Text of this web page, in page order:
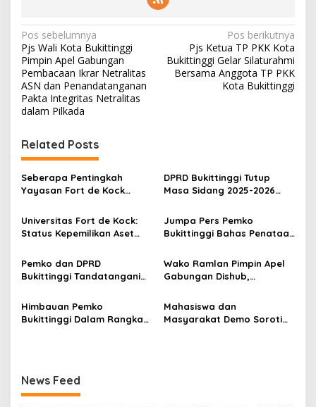
N
a
v
i
g
a
s
i
p
o
s
Pos sebelumnya
Pjs Wali Kota Bukittinggi
Pimpin Apel Gabungan
Pembacaan Ikrar Netralitas
ASN dan Penandatanganan
Pakta Integritas Netralitas
dalam Pilkada
Pos berikutnya
Pjs Ketua TP PKK Kota
Bukittinggi Gelar Silaturahmi
Bersama Anggota TP PKK
Kota Bukittinggi
Related Posts
Seberapa Pentingkah
Yayasan Fort de Kock
Perekonomian Masyarakat
Jam Gadang?
DPRD Bukittinggi Tutup
Masa Sidang 2025-2026
2026-2027, Wako Ramlan
Beri Apresiasi
Universitas Fort de Kock:
Status Kepemilikan Aset
Milik Yayasan Berdasarkan
Putusan Mahkamah Agung
Nomor 2108/K/Pdt/2022
Jumpa Pers Pemko
Bukittinggi Bahas Penataan
Kampus UFDK
Pemko dan DPRD
Bukittinggi Tandatangani
Perubahan KUA-PPAS APBD
2026
Wako Ramlan Pimpin Apel
Gabungan Dishub,
Persiapan Angkutan Gratis
Pelajar
Himbauan Pemko
Bukittinggi Dalam Rangka
Mahasiswa dan
Masyarakat Demo Soroti
News Feed